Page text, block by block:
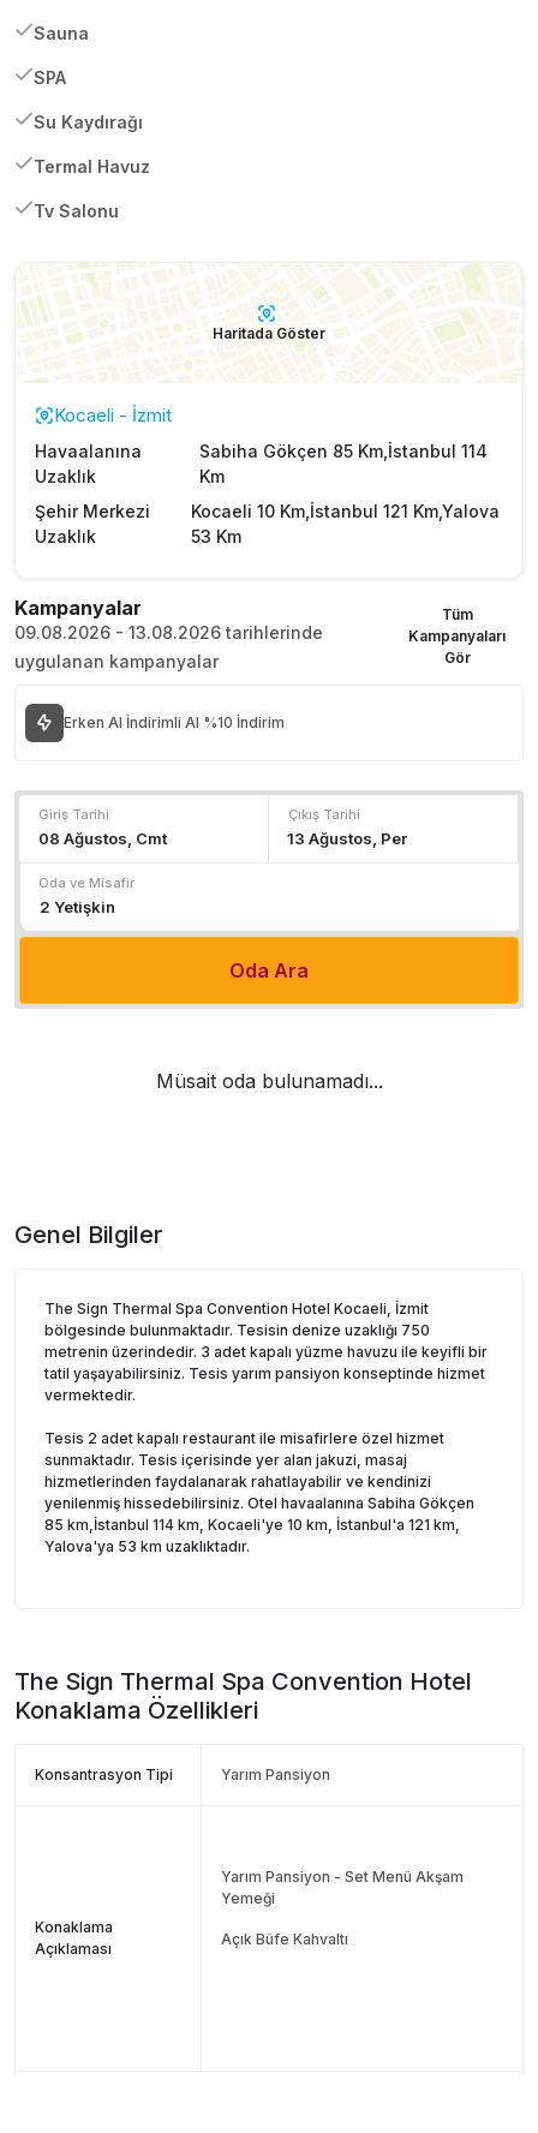
Sauna
SPA
Su Kaydırağı
Termal Havuz
Tv Salonu
Haritada Göster
Kocaeli - İzmit
Havaalanına
Uzaklık
Sabiha Gökçen 85 Km,İstanbul 114
Km
Şehir Merkezi
Uzaklık
Kocaeli 10 Km,İstanbul 121 Km,Yalova
53 Km
Kampanyalar
09.08.2026 - 13.08.2026 tarihlerinde
uygulanan kampanyalar
Tüm
Kampanyaları
Gör
Erken Al İndirimli Al %10 İndirim
Giriş Tarihi Çıkış Tarihi
Oda ve Misafir
Oda Ara
Müsait oda bulunamadı...
Genel Bilgiler
The Sign Thermal Spa Convention Hotel Kocaeli, İzmit
bölgesinde bulunmaktadır. Tesisin denize uzaklığı 750
metrenin üzerindedir. 3 adet kapalı yüzme havuzu ile keyifli bir
tatil yaşayabilirsiniz. Tesis yarım pansiyon konseptinde hizmet
vermektedir.
Tesis 2 adet kapalı restaurant ile misafirlere özel hizmet
sunmaktadır. Tesis içerisinde yer alan jakuzi, masaj
hizmetlerinden faydalanarak rahatlayabilir ve kendinizi
yenilenmiş hissedebilirsiniz. Otel havaalanına Sabiha Gökçen
85 km,İstanbul 114 km, Kocaeli'ye 10 km, İstanbul'a 121 km,
Yalova'ya 53 km uzaklıktadır.
The Sign Thermal Spa Convention Hotel
Konaklama Özellikleri
Konsantrasyon Tipi Yarım Pansiyon
Konaklama
Açıklaması
Yarım Pansiyon - Set Menü Akşam
Yemeği
Açık Büfe Kahvaltı